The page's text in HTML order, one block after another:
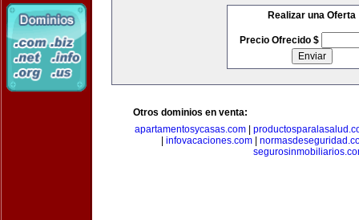
Realizar una Oferta
Precio Ofrecido $
Otros dominios en venta:
apartamentosycasas.com
infovacaciones.com|